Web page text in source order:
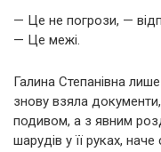
— Це не погрози, —
— Це межі.
Галина Степанівна
знову взяла
подивом, а з явним
шарудів у її руках,